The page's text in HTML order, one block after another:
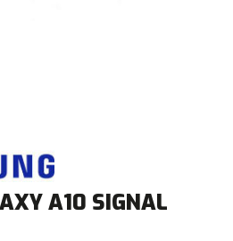
A10 SIGNAL